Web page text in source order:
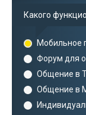
Какого
Мобильное
Форум для
Общение в
Общение в